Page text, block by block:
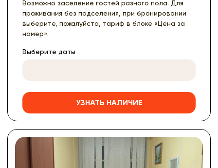
Возможно заселение гостей разного пола. Для
проживания без подселения, при бронировании
выберите, пожалуйста, тариф в блоке «Цена за
номер».
Выберите даты
УЗНАТЬ НАЛИЧИЕ